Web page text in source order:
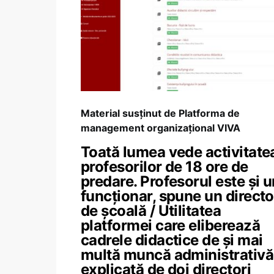
Material susținut de Platforma de
management organizațional VIVA
Toată lumea vede
profesorilor de 18 ore de
predare. Profesorul este și
funcționar, spune un
de școală / Utilitatea
platformei care eliberează
cadrele didactice de și mai
multă muncă
explicată de doi directori